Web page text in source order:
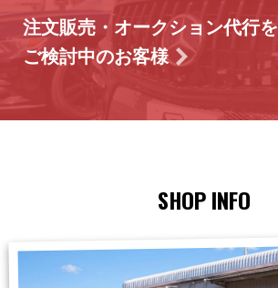
注文販売・オークション代行を
ご検討中のお客様
SHOP INFO